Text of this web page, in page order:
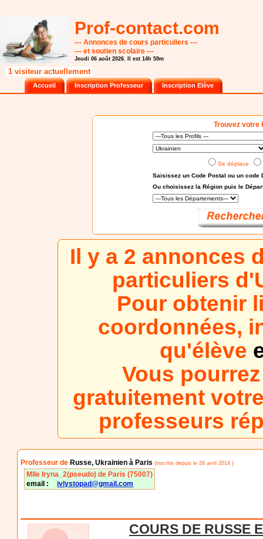
Prof-contact.com
--- Annonces de cours particuliers ---
--- et soutien scolaire ---
Jeudi 06 août 2026. Il est 14h 59m
1 visiteur actuellement
Accueil Inscription Professeur Inscription Elève
Trouvez votre
Se déplace
Saisissez un Code Postal ou un code
Ou choisissezla Région puis le
Il y a 2 annonces
particuliers
Pour obtenir
coordonnées,
qu'élève
Vous
gratuitement
professeurs
Professeur de Russe, Ukrainien à Paris (inscrite depuis le 28 avril 2014 )
Mlle Iryna_2(pseudo) de Paris (75007)
email :
ivlystopad@gmail.com
COURS DE RUSSE